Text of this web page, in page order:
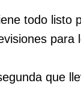
todo listo
para
que